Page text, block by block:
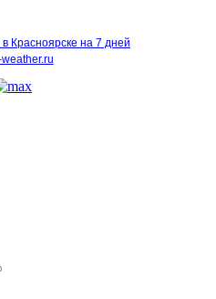
Красноярске на 7 дней